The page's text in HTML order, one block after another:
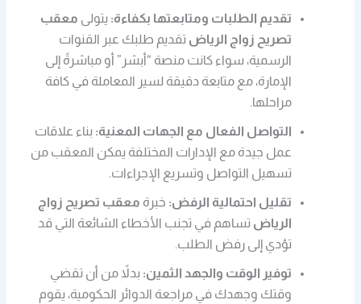
تقديم الطلبات ومتابعتها بكفاءة: يتولى معقب
تصريح زواج الرياض تقديم طلبك عبر القنوات
الرسمية، سواء كانت منصة “أبشر” أو مباشرةً إلى
الإمارة، مع متابعة دقيقة لسير المعاملة في كافة
مراحلها.
التواصل الفعال مع الجهات المعنية: بناء علاقات
عمل جيدة مع الإدارات المختلفة يمكن المعقب من
تسهيل التواصل وتسريع الإجراءات.
تقليل احتمالية الرفض: خبرة معقب تصريح زواج
الرياض تساهم في تجنب الأخطاء الشائعة التي قد
تؤدي إلى رفض الطلب.
توفير الوقت والجهد الثمين: بدلاً من أن تقضي
وقتك وجهدك في مراجعة الدوائر الحكومية، يقوم